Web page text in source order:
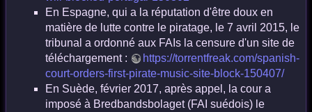
En Espagne, qui a la réputation d'être doux en
matière de lutte contre le piratage, le 7 avril 2015, le
tribunal a ordonné aux FAIs la censure d'un site de
téléchargement :
https://torrentfreak.com/spanish-
court-orders-first-pirate-music-site-block-150407/
En Suède, février 2017, après appel, la cour a
imposé à Bredbandsbolaget (FAI suédois) le